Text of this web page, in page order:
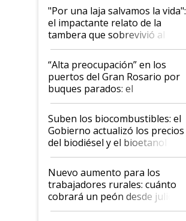
pase a ser "país sucio"
"Por una laja salvamos la vida":
el impactante relato de la
tambera que sobrevivió al
tornado
“Alta preocupación” en los
puertos del Gran Rosario por
buques parados: el
funcionamiento de las
exportadoras en tensión tras
la medida de fuerza de los
prácticos
Suben los biocombustibles: el
Gobierno actualizó los precios
del biodiésel y el bioetanol
Nuevo aumento para los
trabajadores rurales: cuánto
cobrará un peón desde julio